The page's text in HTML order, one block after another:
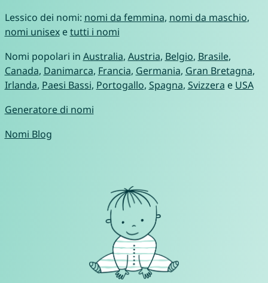
Lessico dei nomi: nomi da femmina, nomi da maschio,
nomi unisexetutti i nomi
Nomi popolari in Australia, Austria, Belgio, Brasile,
Canada, Danimarca, Francia, Germania, Gran Bretagna,
Irlanda, Paesi Bassi, Portogallo, Spagna, Svizzera e USA
Generatore di nomi
Nomi Blog